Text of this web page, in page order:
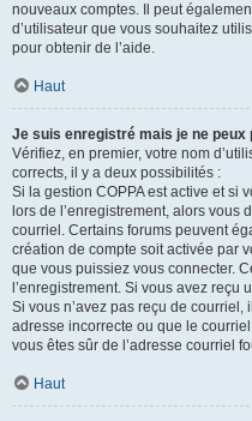
nouveaux comptes. Il peut
d’utilisateur que vous souhaitez
pour obtenir de l’aide.
Haut
Je suis enregistré mais je ne peux
Vérifiez, en premier, votre nom
corrects, il y a deux possibilités :
Si la gestion COPPA est active et si
lors de l’enregistrement, alors vous
courriel. Certains forums peuvent
création de compte soit activée par
que vous puissiez vous connecter.
l’enregistrement. Si vous avez reçu
Si vous n’avez pas reçu de
adresse incorrecte ou que le
vous êtes sûr de l’adresse courriel
Haut